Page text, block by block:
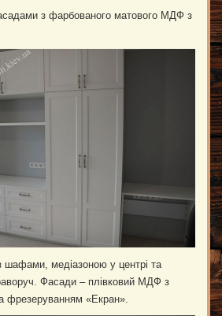
з фарбованого матового МДФ з
шафами, медіазоною у центрі та
Фасади – плівковий МДФ з
фрезеруванням «Екран».